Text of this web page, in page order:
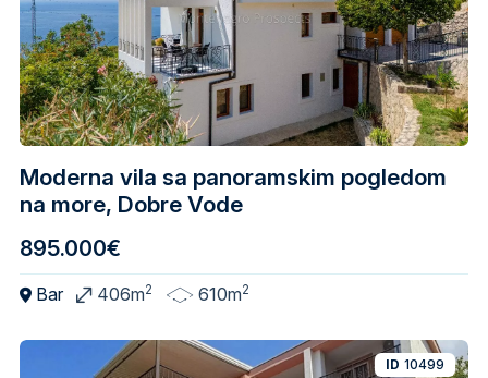
Moderna vila sa panoramskim pogledom
na more, Dobre Vode
895.000€
Bar 406m2 610m2
ID 10499